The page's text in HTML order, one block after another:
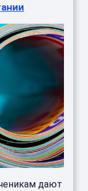
дают